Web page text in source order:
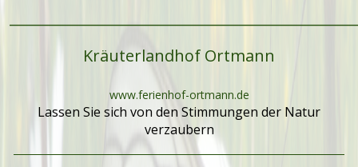
Kräuterlandhof Ortmann
www.ferienhof-ortmann.de
Lassen Sie sich von den Stimmungen der Natur
verzaubern